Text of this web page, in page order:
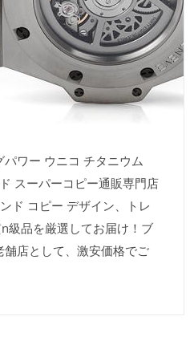
ワー ウニコ チタニウム
スーパーコピー通販専門店
ド コピー デザイン、トレ
級品を厳選してお届け！ブ
店として、激安価格でご